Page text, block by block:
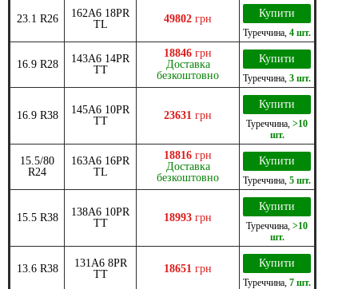
23.1 R26
162A6 18PR
TL
49802 грн Купити
Туреччина 4 шт.
16.9 R28
143A6 14PR
TT
18846 грн
Доставка
безкоштовно
Купити
Туреччина 3 шт.
16.9 R38
145A6 10PR
TT
23631 грн
Купити
Туреччина >10
шт.
15.5/80
R24
163A6 16PR
TL
18816 грн
Доставка
безкоштовно
Купити
Туреччина 5 шт.
15.5 R38
138A6 10PR
TT
18993 грн
Купити
Туреччина >10
шт.
13.6 R38
131A6 8PR
TT
18651 грн Купити
Туреччина 7 шт.